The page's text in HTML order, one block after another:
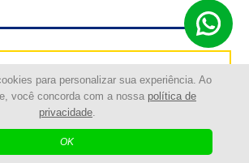
para personalizar sua experiência. Ao
você concorda com a nossa política de
privacidade.
OK
Rua Salinas
Rua Siriema